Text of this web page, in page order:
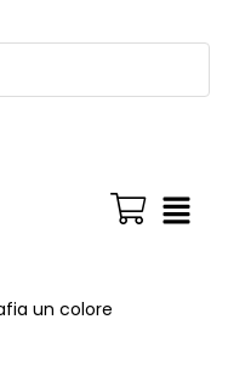
un colore